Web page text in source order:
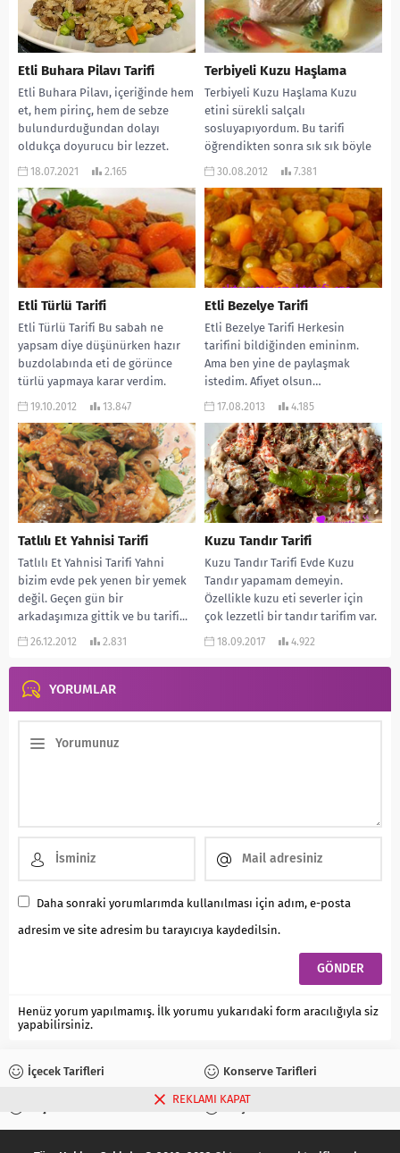
Etli Buhara Pilavı Tarifi
Etli Buhara Pilavı, içeriğinde hem
et, hem pirinç, hem de sebze
bulundurduğundan dolayı
oldukça doyurucu bir lezzet.
Üstelik yapılışı da...
18.07.2021 2.165
Terbiyeli Kuzu Haşlama
Terbiyeli Kuzu Haşlama Kuzu
etini sürekli salçalı
sosluyapıyordum. Bu tarifi
öğrendikten sonra sık sık böyle
yapıyorum. Çok hafif bir yemek...
30.08.2012 7.381
Etli Türlü Tarifi
Etli Türlü Tarifi Bu sabah ne
yapsam diye düşünürken hazır
buzdolabında eti de görünce
türlü yapmaya karar verdim.
Yapımı sebzeleri...
19.10.2012 13.847
Etli Bezelye Tarifi
Etli Bezelye Tarifi Herkesin
tarifini bildiğinden emininm.
Ama ben yine de paylaşmak
istedim. Afiyet olsun…
MALZEMELERİ: 2 su bardağı tane...
17.08.2013 4.185
Tatlılı Et Yahnisi Tarifi
Tatlılı Et Yahnisi Tarifi Yahni
bizim evde pek yenen bir yemek
değil. Geçen gün bir
arkadaşımıza gittik ve bu tarifi...
26.12.2012 2.831
Kuzu Tandır Tarifi
Kuzu Tandır Tarifi Evde Kuzu
Tandır yapamam demeyin.
Özellikle kuzu eti severler için
çok lezzetli bir tandır tarifim var.
Üstelik...
18.09.2017 4.922
YORUMLAR
Daha sonraki yorumlarımda kullanılması için adım, e-posta
adresim ve site adresim bu tarayıcıya kaydedilsin.
Henüz yorum yapılmamış. İlk yorumu yukarıdaki form aracılığıyla siz
yapabilirsiniz.
İçecek Tarifleri Konserve Tarifleri
Turşu Tarifleri
REKLAMI KAPAT